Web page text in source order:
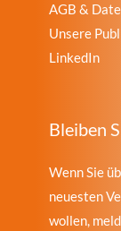
AGB &
Unsere
LinkedIn
Bleiben
Wenn Sie
neuesten
wollen,